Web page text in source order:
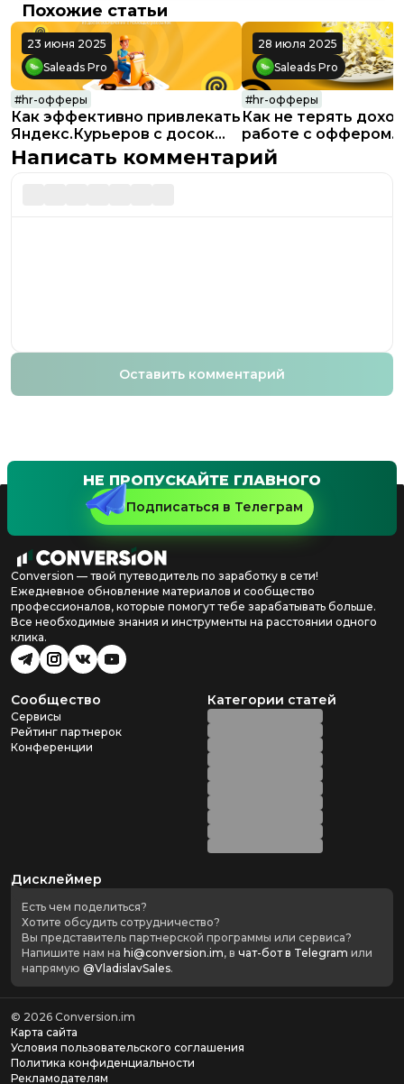
Похожие статьи
23 июня 2025
Saleads Pro
#hr-офферы
Как эффективно привлекать
Яндекс.Курьеров с досок
объявлений с помощью
рассылок
28 июля 2025
Saleads Pro
#hr-офферы
Как не терять
работе с оффером
Яндекс.Еда:
кейсы и
Написать комментарий
Оставить комментарий
НЕ ПРОПУСКАЙТЕ ГЛАВНОГО
Подписаться в Телеграм
Conversion — твой путеводитель по заработку в сети!
Ежедневное обновление материалов и сообщество
профессионалов, которые помогут тебе зарабатывать больше.
Все необходимые знания и инструменты на расстоянии одного
клика.
Сообщество
Сервисы
Рейтинг партнерок
Конференции
Категории статей
Дисклеймер
Есть чем поделиться?
Хотите обсудить сотрудничество?
Вы представитель партнерской программы или сервиса?
Напишите нам на hi@conversion.im, в чат-бот в Telegram или
напрямую @VladislavSales.
© 2026 Conversion.im
Карта сайта
Условия пользовательского соглашения
Политика конфиденциальности
Рекламодателям